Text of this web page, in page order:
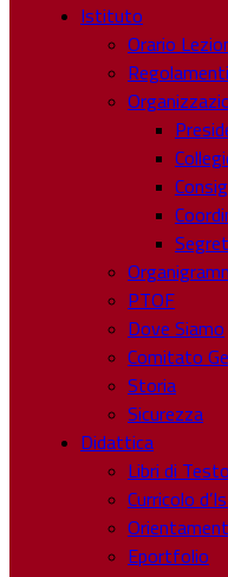
Istituto
Orario
Regolamenti
PTOF
Dove Siamo
Comitato
Storia
Sicurezza
Didattica
Libri di Testo
Curricolo
Eportfolio